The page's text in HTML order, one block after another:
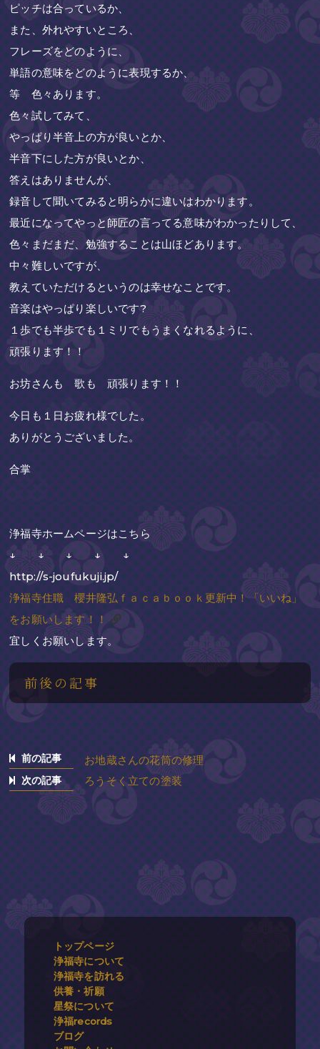
ピッチは合っているか、
また、外れやすいところ、
フレーズをどのように、
単語の意味をどのように表現するか、
等 色々あります。
色々試してみて、
やっぱり半音上の方が良いとか、
半音下にした方が良いとか、
答えはありませんが、
録音して聞いてみると明らかに違いはわかります。
最近になってやっと師匠の言ってる意味がわかったりして、
色々まだまだ、勉強することは山ほどあります。
中々難しいですが、
教えていただけるというのは幸せなことです。
音楽はやっぱり楽しいです?
１歩でも半歩でも１ミリでもうまくなれるように、
頑張ります！！
お坊さんも 歌も 頑張ります！！
今日も１日お疲れ様でした。
ありがとうございました。
合掌
浄福寺ホームページはこちら
↓ ↓ ↓ ↓ ↓
http://s-joufukuji.jp/
浄福寺住職 櫻井隆弘ｆａｃａｂｏｏｋ更新中！「いいね」
をお願いします！！
宜しくお願いします。
前後の記事
前の記事 お地蔵さんの花筒の修理
次の記事 ろうそく立ての塗装
トップページ
浄福寺について
浄福寺を訪れる
供養・祈願
星祭について
浄福records
ブログ